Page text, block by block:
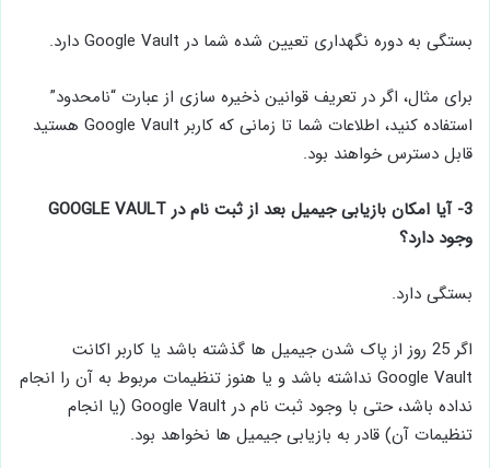
بستگی به دوره نگهداری تعیین شده شما در Google Vault دارد.
برای مثال، اگر در تعریف قوانین ذخیره سازی از عبارت “نامحدود”
استفاده کنید، اطلاعات شما تا زمانی که کاربر Google Vault هستید
قابل دسترس خواهند بود.
3- آیا امکان بازیابی جیمیل بعد از ثبت نام در GOOGLE VAULT
وجود دارد؟
بستگی دارد.
اگر 25 روز از پاک شدن جیمیل ها گذشته باشد یا کاربر اکانت
Google Vault نداشته باشد و یا هنوز تنظیمات مربوط به آن را انجام
نداده باشد، حتی با وجود ثبت نام در Google Vault (یا انجام
تنظیمات آن) قادر به بازیابی جیمیل ها نخواهد بود.